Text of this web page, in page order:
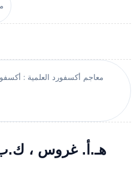
معاجم أكسفورد العلمية :
هـ.أ. غروس ،